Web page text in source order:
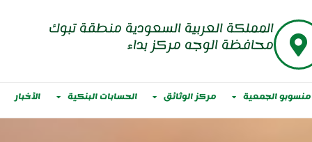
المملكة العربية السعودية منطقة تبوك
محافظة الوجه مركز بداء
منسوبو الجمعية مركز الوثائق الحسابات البنكية الأخبار